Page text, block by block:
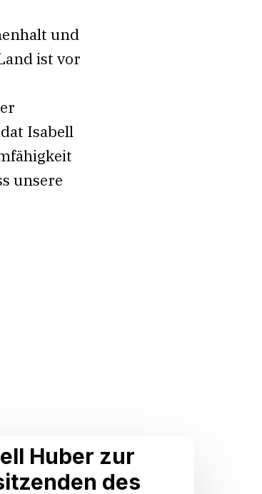
und
ist vor
Isabell
unsere
Huber zur
des